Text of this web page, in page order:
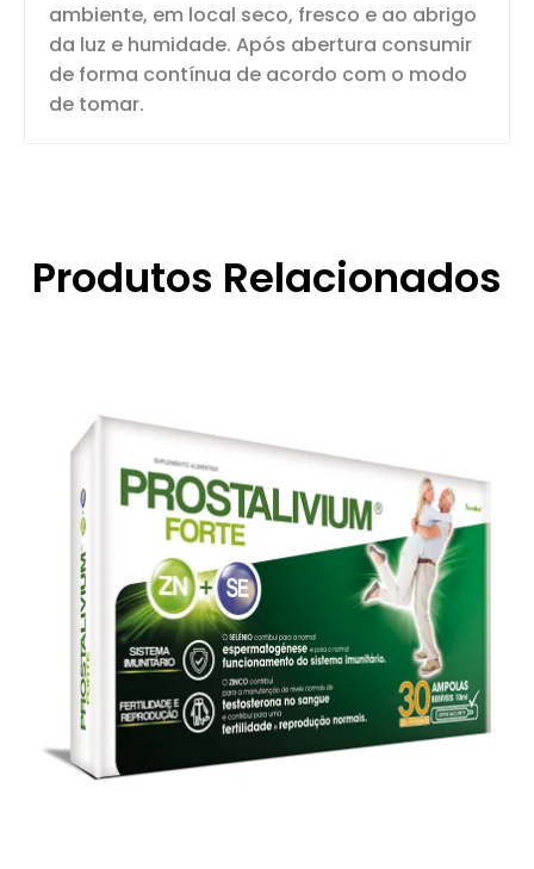
ambiente, em local seco, fresco e ao abrigo
da luz e humidade. Após abertura consumir
de forma contínua de acordo com o modo
de tomar.
Produtos Relacionados